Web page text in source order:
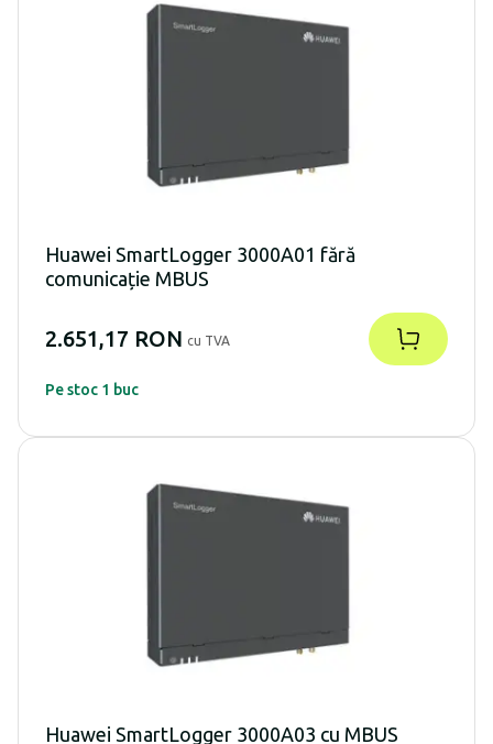
Huawei SmartLogger 3000A01 fără
comunicație MBUS
2.651,17 RON cu TVA
Pe stoc 1 buc
Huawei SmartLogger 3000A03 cu MBUS